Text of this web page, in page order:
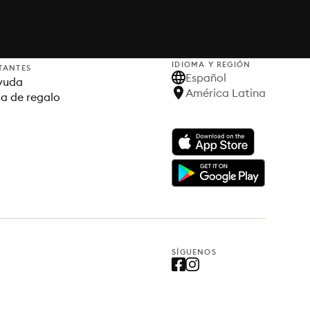
de regalo
IDIOMA Y REGIÓN
Español
América Latina
SÍGUENOS